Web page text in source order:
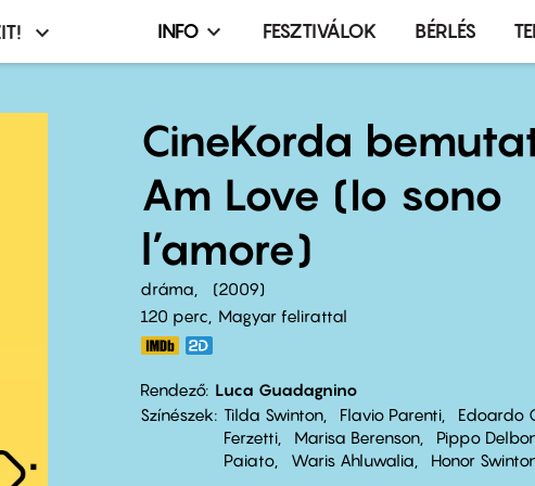
Infó,
terembérlés
menü
INFO FESZTIVÁLOK BÉRLÉS
CineKorda
Am Love (Io sono
l’amore)
dráma
2009
120 perc,
Magyar felirattal
Rendező Luca Guadagnino
Színészek
Tilda Swinton Flavio Parenti Edoardo
Ferzetti
Marisa Berenson Pippo
Paiato
Waris Ahluwalia Honor